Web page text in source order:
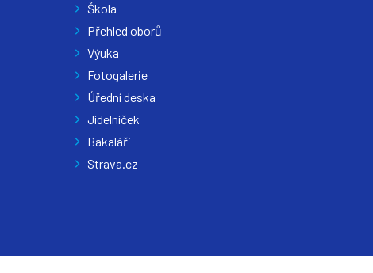
Škola
Přehled oborů
Výuka
Fotogalerie
Úřední deska
Jídelníček
Bakaláři
Strava.cz